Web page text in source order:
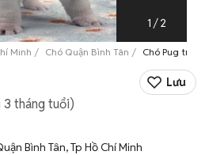
1 /2
Minh Chó Quận Bình Tân Chó Pug trắng
Lưu
3 tháng tuổi)
Bình Tân, Tp Hồ Chí Minh